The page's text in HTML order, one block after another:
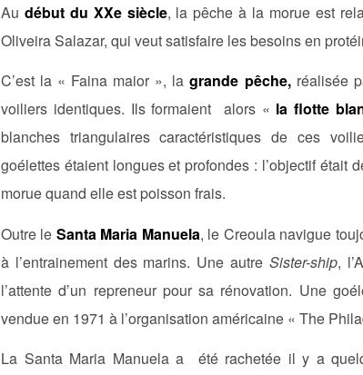
Au début du XXe siècle, la pêche à la morue est
Oliveira Salazar, qui veut satisfaire les besoins en
C’est la « Faina maior », lagrande pêche,réalisée
voiliers identiques. Ils formaient alors « la flotte
blanches triangulaires caractéristiques de ces
goélettes étaient longues et profondes : l’objectif était
morue quand elle est poisson frais.
Outre le Santa Maria Manuela, le Creoula navigue
à l’entrainement des marins. Une autre Sister-ship,
l’attente d’un repreneur pour sa rénovation. Une
vendue en 1971 à l’organisation américaine « The
La Santa Maria Manuela a été rachetée il y a